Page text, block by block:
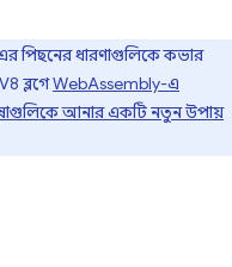
এর পিছনের ধারণাগুলিকে কভার
ব্লগেWebAssembly-এ
আনার একটি নতুন উপায়